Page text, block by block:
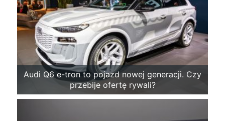
Audi Q6 e-tron to pojazd nowej generacji. Czy
przebije ofertę rywali?